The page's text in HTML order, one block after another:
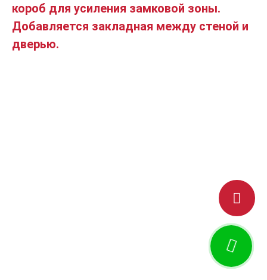
короб для усиления замковой зоны.
Добавляется закладная между стеной и
дверью.